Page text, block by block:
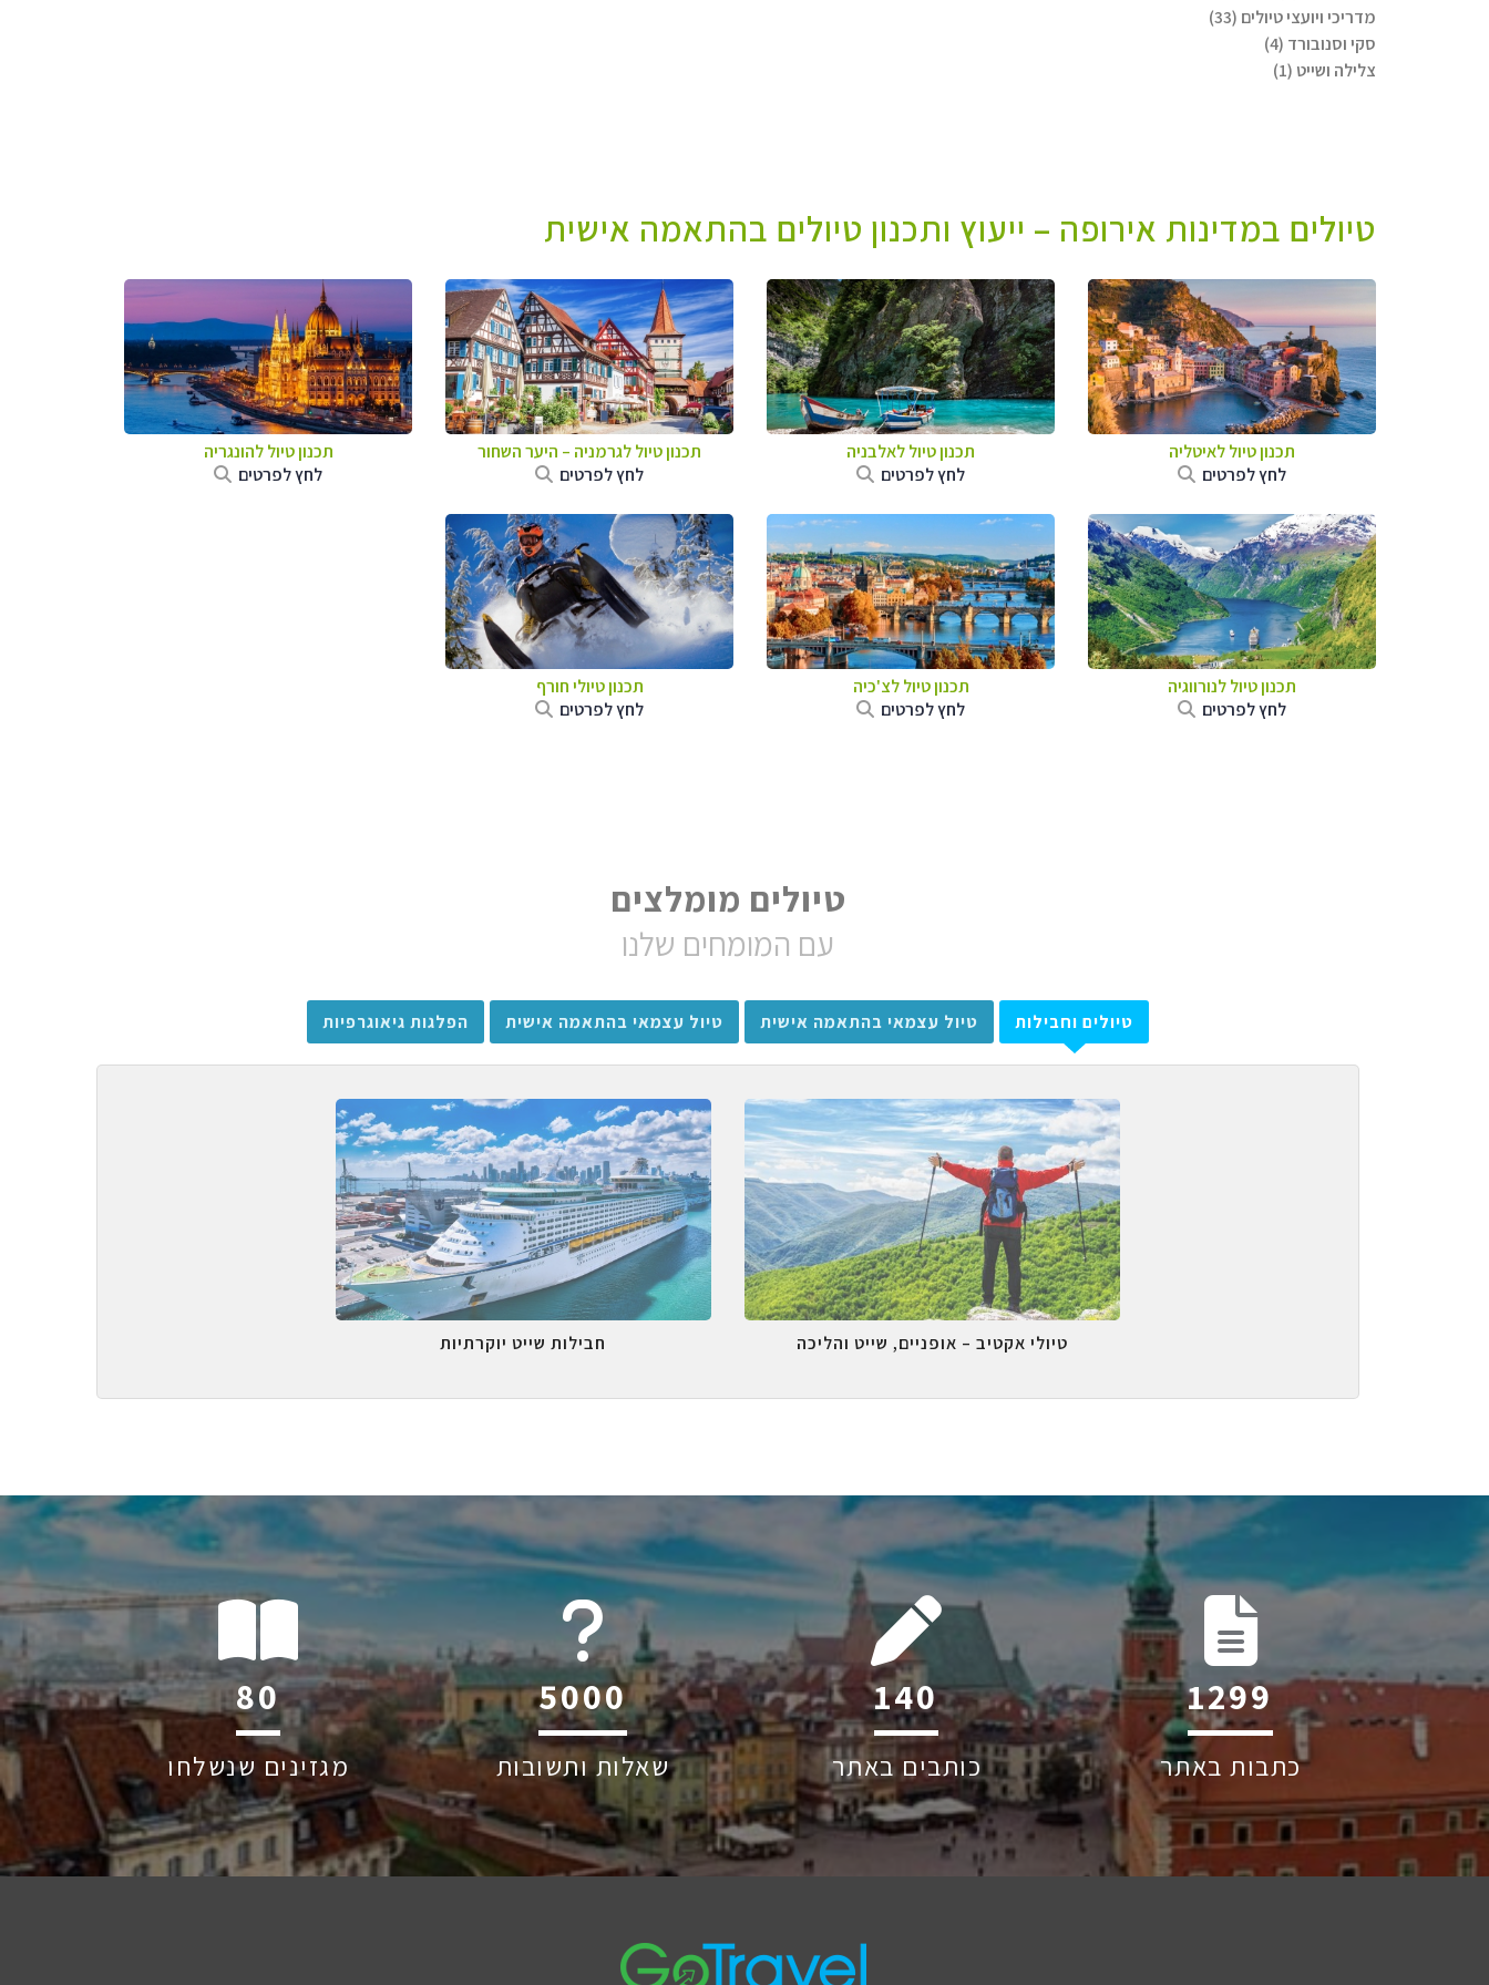
מדריכי ויועצי טיולים (33)
סקי וסנובורד (4)
צלילה ושייט (1)
טיולים במדינות אירופה – ייעוץ ותכנון טיולים בהתאמה אישית
תכנון טיול לאיטליה
לחץ לפרטים
תכנון טיול לאלבניה
לחץ לפרטים
תכנון טיול לגרמניה – היער השחור
לחץ לפרטים
תכנון טיול להונגריה
לחץ לפרטים
תכנון טיול לנורווגיה
לחץ לפרטים
תכנון טיול לצ'כיה
לחץ לפרטים
תכנון טיולי חורף
לחץ לפרטים
טיולים מומלצים
עם המומחים שלנו
טיולים וחבילות טיול עצמאי בהתאמה אישית טיול עצמאי בהתאמה אישית הפלגות גיאוגרפיות
טיולי אקטיב – אופניים, שייט והליכה חבילות שייט יוקרתיות
118
מגזינים שנשלחו
6045
שאלות ותשובות
207
כותבים באתר
1928
כתבות באתר